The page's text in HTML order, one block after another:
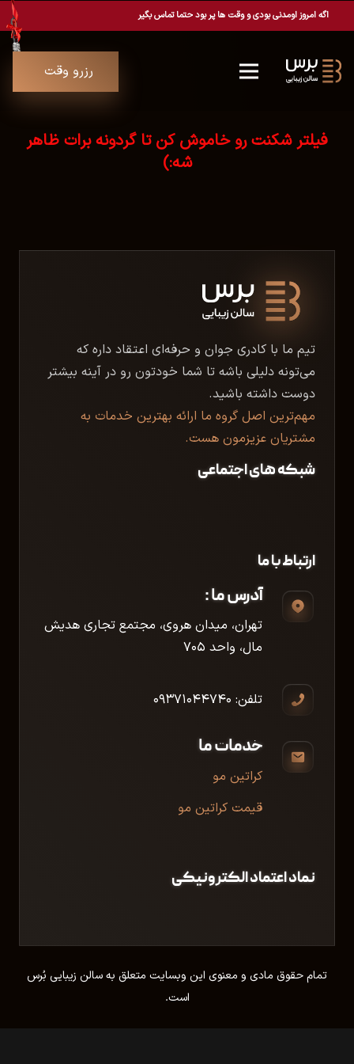
اگه امروز اومدنی بودی و وقت ها پر بود حتما تماس بگیر
رزرو وقت
فیلتر شکنت رو خاموش کن تا گردونه برات ظاهر
شه:)
تیم ما با کادری جوان و حرفه‌ای اعتقاد داره که
می‌تونه دلیلی باشه تا شما خودتون رو در آینه بیشتر
دوست داشته باشید.
مهم‌ترین اصل گروه ما ارائه بهترین خدمات به
مشتریان عزیزمون هست.
شبکه های اجتماعی
ارتباط با ما
آدرس ما :
تهران، میدان هروی، مجتمع تجاری هدیش
مال، واحد ۷۰۵
تلفن: ۰۹۳۷۱۰۴۴۷۴۰
خدمات ما
کراتین مو
قیمت کراتین مو
نماد اعتماد الکترونیکی
تمام حقوق مادی و معنوی این وبسایت متعلق به سالن زیبایی بُرس
است.